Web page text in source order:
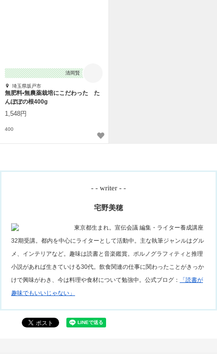
清岡賢
埼玉県坂戸市
無肥料•無農薬栽培にこだわった た
んぽぽの根400g
1,548円
400
- - writer - -
宅野美穂
東京都生まれ。宣伝会議 編集・ライター養成講座
32期受講。都内を中心にライターとして活動中。主な執筆ジャンルはグル
メ、インテリアなど。趣味は読書と音楽鑑賞。ポルノグラフィティと推理
小説があれば生きていける30代。飲食関連の仕事に関わったことがきっか
けで興味がわき、今は料理や食材について勉強中。公式ブログ：
「読書が
趣味でもいいじゃない」